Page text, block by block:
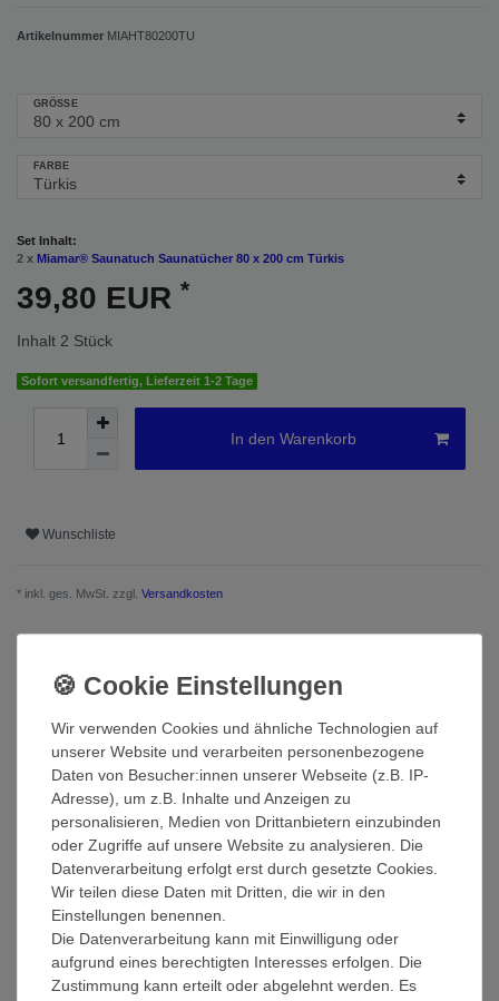
Artikelnummer MIAHT80200TU
GRÖSSE
FARBE
Set Inhalt:
2 x Miamar® Saunatuch Saunatücher 80 x 200 cm Türkis
39,80 EUR *
Inhalt 2 Stück
Sofort versandfertig, Lieferzeit 1-2 Tage
In den Warenkorb
Wunschliste
* inkl. ges. MwSt. zzgl. Versandkosten
Beschreibung
Weitere Details
EU-Verantwortlicher
Hersteller
Miamar Handtücher gibt es in 15 modernen Farben
Die Handtücher sind besonders flauschig und saugstark. Da sie
Wir verwenden Cookies und ähnliche Technologien auf
unserer Website und verarbeiten personenbezogene
Daten von Besucher:innen unserer Webseite (z.B. IP-
Adresse), um z.B. Inhalte und Anzeigen zu
personalisieren, Medien von Drittanbietern einzubinden
oder Zugriffe auf unsere Website zu analysieren. Die
Datenverarbeitung erfolgt erst durch gesetzte Cookies.
Wir teilen diese Daten mit Dritten, die wir in den
Einstellungen benennen.
Die Datenverarbeitung kann mit Einwilligung oder
aufgrund eines berechtigten Interesses erfolgen. Die
Zustimmung kann erteilt oder abgelehnt werden. Es